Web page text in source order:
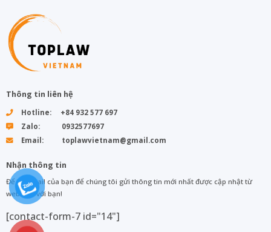
Thông tin liên hệ
Hotline: +84 932 577 697
Zalo: 0932577697
Email: toplawvietnam@gmail.com
Nhận thông tin
Để lại email của bạn để chúng tôi gửi thông tin mới nhất được cập nhật từ
web đến với bạn!
[contact-form-7 id="14"]